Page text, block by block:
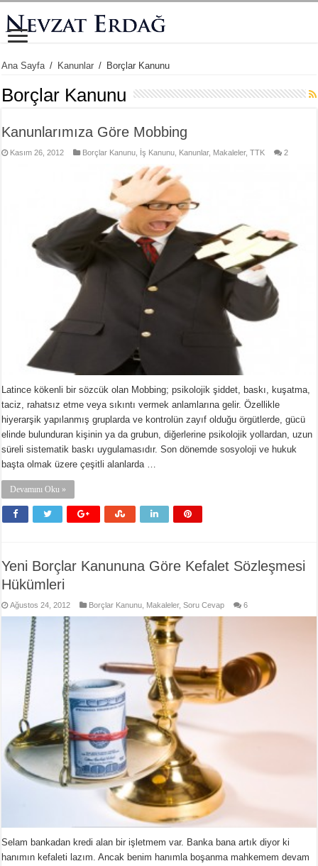
Ana Sayfa / Kanunlar / Borçlar Kanunu
Borçlar Kanunu
Kanunlarımıza Göre Mobbing
Kasım 26, 2012 Borçlar Kanunu İş Kanunu Kanunlar, Makaleler,TTK 2
Latince kökenli bir sözcük olan Mobbing; psikolojik şiddet, baskı, kuşatma,
taciz, rahatsız etme veya sıkıntı vermek anlamlarına gelir. Özellikle
hiyerarşik yapılanmış gruplarda ve kontrolün zayıf olduğu örgütlerde, gücü
elinde bulunduran kişinin ya da grubun, diğerlerine psikolojik yollardan, uzun
süreli sistematik baskı uygulamasıdır. Son dönemde sosyoloji ve hukuk
başta olmak üzere çeşitli alanlarda …
Devamını Oku »
Yeni Borçlar Kanununa Göre Kefalet Sözleşmesi
Hükümleri
Ağustos 24, 2012 Borçlar Kanunu Makaleler,Soru Cevap 6
Selam bankadan kredi alan bir işletmem var. Banka bana artık diyor ki
hanımın kefaleti lazım. Ancak benim hanımla boşanma mahkemem devam